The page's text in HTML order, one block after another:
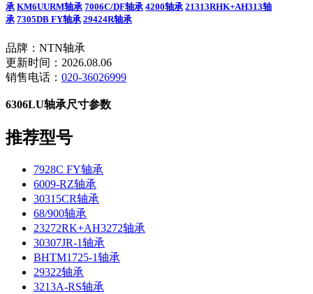
承 KM6UURM轴承 7006C/DF轴承 4200轴承 21313RHK+AH313轴
承 7305DB FY轴承 29424R轴承
品牌：NTN轴承
更新时间：2026.08.06
销售电话： 020-36026999
6306LU轴承尺寸参数
推荐型号
7928C FY轴承
6009-RZ轴承
30315CR轴承
68/900轴承
23272RK+AH3272轴承
30307JR-1轴承
BHTM1725-1轴承
29322轴承
3213A-RS轴承